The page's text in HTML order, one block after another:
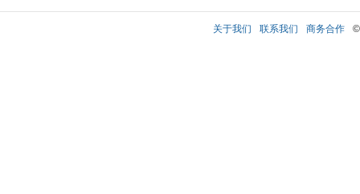
关于我们 联系我们 商务合作